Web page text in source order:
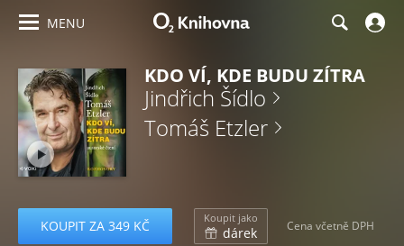
MENU
KDO VÍ, KDE BUDU ZÍTRA
Jindřich Šídlo
Tomáš Etzler
KOUPIT ZA 349 KČ Koupit jako
dárek Cena včetně DPH